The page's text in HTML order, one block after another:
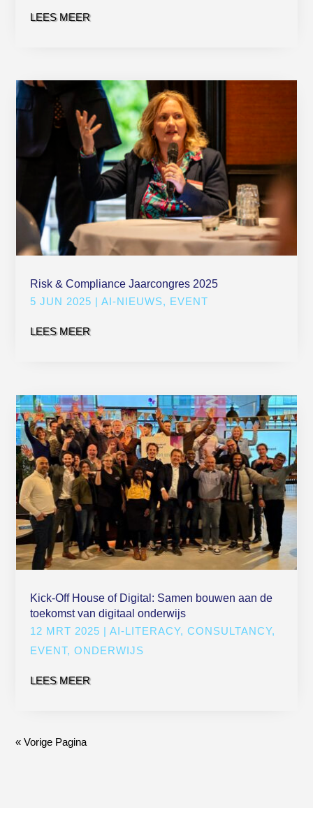
LEES MEER
Risk & Compliance Jaarcongres 2025
5 JUN 2025 |AI-NIEUWS, EVENT
LEES MEER
Kick-Off House of Digital: Samen bouwen aan de
toekomst van digitaal onderwijs
12 MRT 2025 |AI-LITERACY,CONSULTANCY,
EVENT,ONDERWIJS
LEES MEER
« Vorige Pagina